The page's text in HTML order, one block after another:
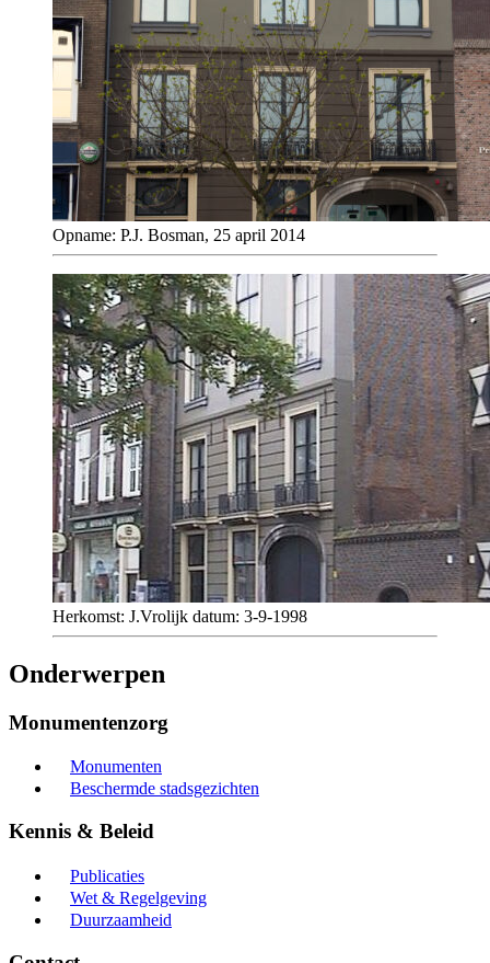
Opname: P.J. Bosman, 25 april 2014
Herkomst: J.Vrolijk datum: 3-9-1998
Onderwerpen
Monumentenzorg
Monumenten
Beschermde stadsgezichten
Kennis & Beleid
Publicaties
Wet & Regelgeving
Duurzaamheid